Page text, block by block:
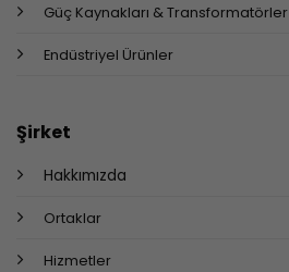
Güç Kaynakları & Transformatörler
Endüstriyel Ürünler
Şirket
Hakkımızda
Ortaklar
Hizmetler